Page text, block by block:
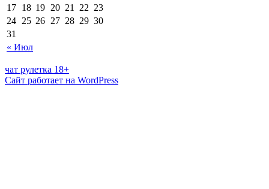
« Июл
17 18 19 20 21 22 23
24 25 26 27 28 29 30
31
чат рулетка 18+
Сайт работает на WordPress